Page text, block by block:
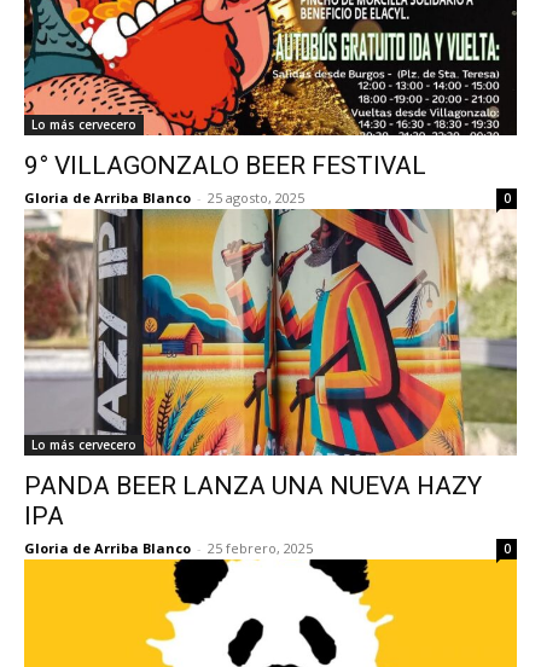
Lo más cervecero
9° VILLAGONZALO BEER FESTIVAL
Gloria de Arriba Blanco - 25 agosto, 2025 0
Lo más cervecero
PANDA BEER LANZA UNA NUEVA HAZY
IPA
Gloria de Arriba Blanco - 25 febrero, 2025 0